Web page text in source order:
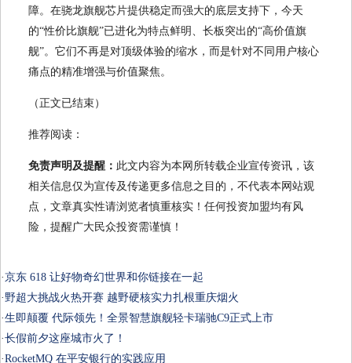
障。在骁龙旗舰芯片提供稳定而强大的底层支持下，今天
的“性价比旗舰”已进化为特点鲜明、长板突出的“高价值旗
舰”。它们不再是对顶级体验的缩水，而是针对不同用户核心
痛点的精准增强与价值聚焦。
（正文已结束）
推荐阅读：
免责声明及提醒： 此文内容为本网所转载企业宣传资讯，该
相关信息仅为宣传及传递更多信息之目的，不代表本网站观
点，文章真实性请浏览者慎重核实！任何投资加盟均有风
险，提醒广大民众投资需谨慎！
·京东 618 让好物奇幻世界和你链接在一起
·野超大挑战火热开赛 越野硬核实力扎根重庆烟火
·生即颠覆 代际领先！全景智慧旗舰轻卡瑞驰C9正式上市
·长假前夕这座城市火了！
·RocketMQ 在平安银行的实践应用